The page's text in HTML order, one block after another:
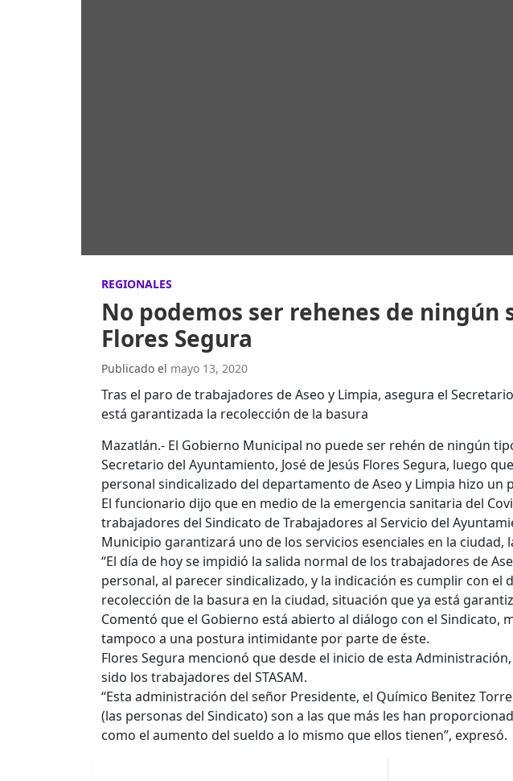
REGIONALES
No podemos ser rehenes de ningún
Flores Segura
Publicado el mayo 13, 2020
Tras el paro de trabajadores de Aseo y Limpia, asegura el
está garantizada la recolección de la basura
Mazatlán.- El Gobierno Municipal no puede ser rehén de ningún
Secretario del Ayuntamiento, José de Jesús Flores Segura, luego
personal sindicalizado del departamento de Aseo y Limpia hizo un
El funcionario dijo que en medio de la emergencia sanitaria del
trabajadores del Sindicato de Trabajadores al Servicio del
Municipio garantizará uno de los servicios esenciales en la ciudad,
“El día de hoy se impidió la salida normal de los trabajadores de
personal, al parecer sindicalizado, y la indicación es cumplir con el
recolección de la basura en la ciudad, situación que ya está
Comentó que el Gobierno está abierto al diálogo con el Sindicato,
tampoco a una postura intimidante por parte de éste.
Flores Segura mencionó que desde el inicio de esta
sido los trabajadores del STASAM.
“Esta administración del señor Presidente, el Químico Benitez
(las personas del Sindicato) son a las que más les han
como el aumento del sueldo a lo mismo que ellos tienen”, expresó.